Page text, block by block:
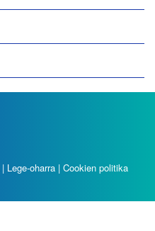
| Lege-oharra | Cookien politika